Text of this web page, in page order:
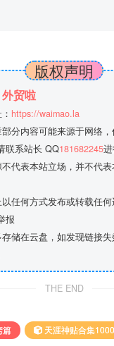
版权声明
外贸啦
https://waimao.la
分内容可能来源于网络
联系站长 QQ181682245进
代表本站立场，并不代
任何方式发布或转载任
报
储在云盘，如发现链接
THE END
篇 天涯神贴合集1000